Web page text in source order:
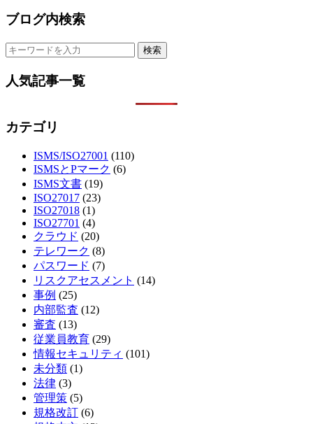
ブログ内検索
人気記事一覧
カテゴリ
ISMS/ISO27001 (110)
ISMSとPマーク (6)
ISMS文書 (19)
ISO27017 (23)
ISO27018 (1)
ISO27701 (4)
クラウド (20)
テレワーク (8)
パスワード (7)
リスクアセスメント (14)
事例 (25)
内部監査 (12)
審査 (13)
従業員教育 (29)
情報セキュリティ (101)
未分類 (1)
法律 (3)
管理策 (5)
規格改訂 (6)